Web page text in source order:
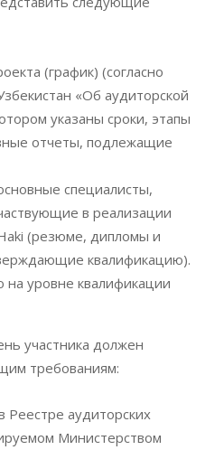
(график) (согласно
«Об аудиторской
указаны сроки, этапы
отчеты, подлежащие
специалисты,
в реализации
(резюме, дипломы и
квалификацию).
на уровне квалификации
участника должен
требованиям:
Реестре аудиторских
Министерством